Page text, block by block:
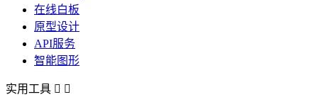
在线白板
原型设计
API服务
智能图形
实用工具  